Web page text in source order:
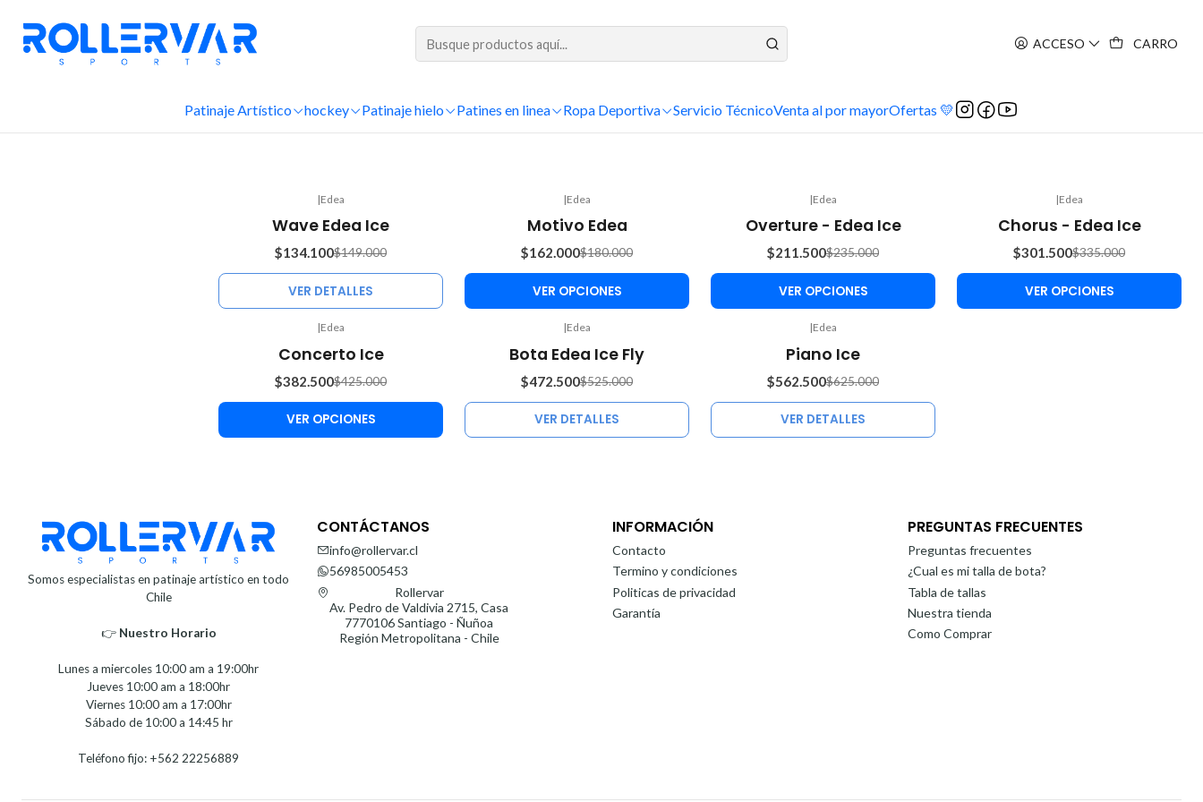
ACCESO CARRO
Patinaje Artístico hockey Patinaje hielo Patines en linea Ropa Deportiva Servicio TécnicoVenta al por mayorOfertas 💛
Edea
|Edea
Wave Edea Ice
$134.100$149.000
VER DETALLES
|Edea
Motivo Edea
$162.000$180.000
VER OPCIONES
|Edea
Overture - Edea Ice
$211.500$235.000
VER OPCIONES
|Edea
Chorus - Edea Ice
$301.500$335.000
VER OPCIONES
|Edea
Concerto Ice
$382.500$425.000
VER OPCIONES
|Edea
Bota Edea Ice Fly
$472.500$525.000
VER DETALLES
|Edea
Piano Ice
$562.500$625.000
VER DETALLES
Somos especialistas en patinaje artístico en todo
Chile
👉 Nuestro Horario⁣⁣
Lunes a miercoles 10:00 am a 19:00hr
Jueves 10:00 am a 18:00hr
Viernes 10:00 am a 17:00hr
Sábado de 10:00 a 14:45 hr
Teléfono fijo: +562 22256889
CONTÁCTANOS
info@rollervar.cl
56985005453
Rollervar
Av. Pedro de Valdivia 2715, Casa
7770106 Santiago - Ñuñoa
Región Metropolitana - Chile
INFORMACIÓN
Contacto
Termino y condiciones
Politicas de privacidad
Garantía
PREGUNTAS FRECUENTES
Preguntas frecuentes
¿Cual es mi talla de bota?
Tabla de tallas
Nuestra tienda
Como Comprar